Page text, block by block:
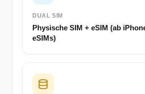
DUAL SIM
Physische SIM + eSIM (ab
eSIMs)